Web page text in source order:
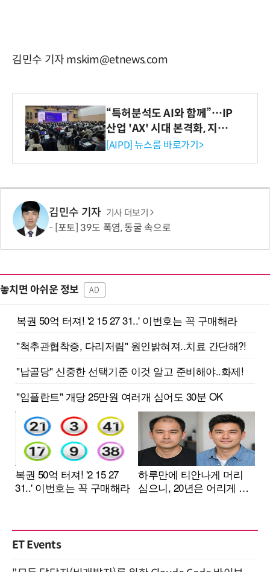
김민수 기자 mskim@etnews.com
“특허분석도 AI와 함께”…IP
산업 'AX' 시대 본격화, 지식
재산처 1호 AI IP데이터분석
[AIPD] 뉴스룸 바로가기>
김민수 기자 기사 더보기
[포토] 39도 폭염, 동굴 속으로
놓치면 아쉬운 정보 AD
ET Events